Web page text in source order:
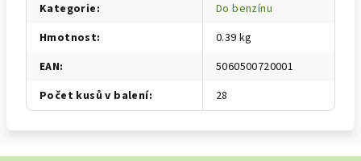
Kategorie:
Do benzínu
Hmotnost:
0.39 kg
EAN:
5060500720001
Počet kusů v balení: 28